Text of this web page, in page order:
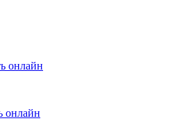
онлайн
онлайн